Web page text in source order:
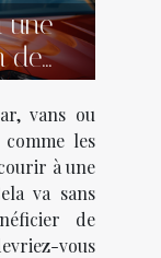
une
de
?
vans ou
les
à une
va sans
de
vous